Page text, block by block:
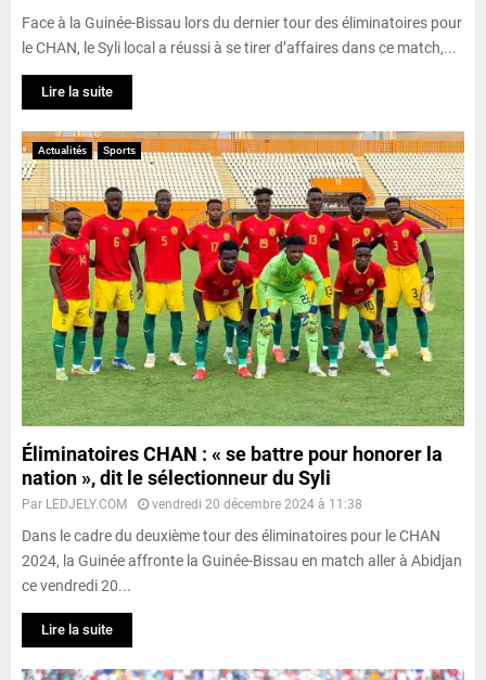
Face à la Guinée-Bissau lors du dernier tour des éliminatoires pour
le CHAN, le Syli local a réussi à se tirer d’affaires dans ce match,...
Lire la suite
Actualités Sports
Éliminatoires CHAN : « se battre pour honorer la
nation », dit le sélectionneur du Syli
Par LEDJELY.COM vendredi 20 décembre 2024 à 11:38
Dans le cadre du deuxième tour des éliminatoires pour le CHAN
2024, la Guinée affronte la Guinée-Bissau en match aller à Abidjan
ce vendredi 20...
Lire la suite